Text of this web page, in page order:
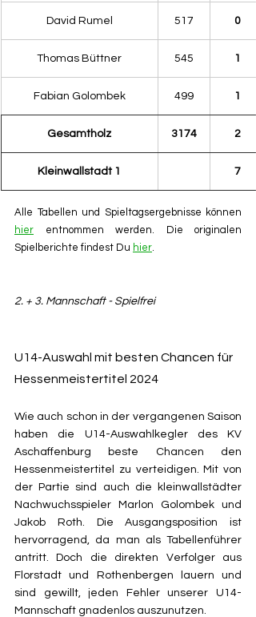
David Rumel 517 0
Thomas Büttner 545 1
Fabian Golombek 499 1
Gesamtholz 3174 2
Kleinwallstadt 1 7
hier entnommen werden. Die originalen
Spielberichte findest Du hier
2. + 3. Mannschaft - Spielfrei
U14-Auswahl mit besten Chancen für
Hessenmeistertitel 2024
Wie auch schon in der vergangenen Saison
haben die U14-Auswahlkegler des KV
Aschaffenburg beste Chancen den
Hessenmeistertitel zu verteidigen. Mit von
der Partie sind auch die kleinwallstädter
Nachwuchsspieler Marlon Golombek und
Jakob Roth. Die Ausgangsposition ist
hervorragend, da man als Tabellenführer
antritt. Doch die direkten Verfolger aus
Florstadt und Rothenbergen lauern und
sind gewillt, jeden Fehler unserer U14-
Mannschaft gnadenlos auszunutzen.